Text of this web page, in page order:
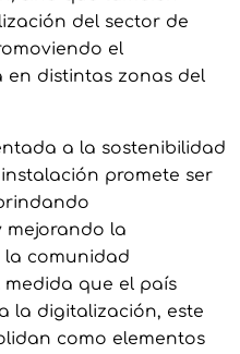
del sector de
el
en distintas zonas del
a la sostenibilidad
promete ser
mejorando la
comunidad
medida que el país
la digitalización, este
como elementos